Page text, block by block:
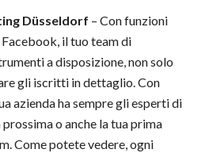
Düsseldorf – Con funzioni
il tuo team di
a disposizione, non solo
gli iscritti in dettaglio. Con
azienda ha sempre gli esperti di
o anche la tua prima
Come potete vedere, ogni